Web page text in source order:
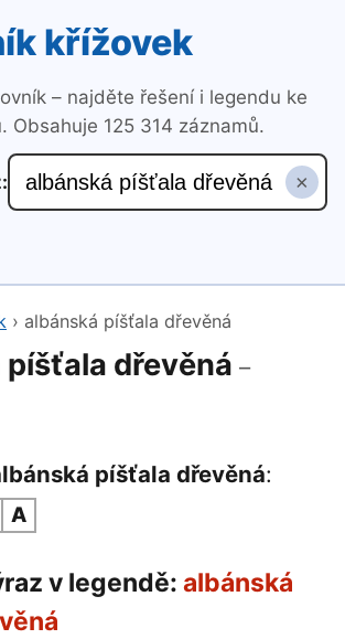
křížovek
– najděte řešení i legendu ke
Obsahuje 125 314 záznamů.
×
› albánská píšťala dřevěná
píšťala dřevěná –
píšťala dřevěná:
A
v legendě: albánská